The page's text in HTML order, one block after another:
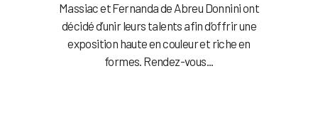
Massiac et Fernanda de Abreu Donnini ont
décidé d’unir leurs talents afin d’offrir une
exposition haute en couleur et riche en
formes. Rendez-vous...